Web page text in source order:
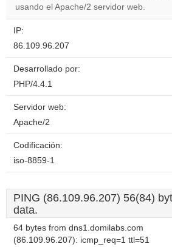
usando el Apache/2 servidor web.
IP:
86.109.96.207
Desarrollado por:
PHP/4.4.1
Servidor web:
Apache/2
Codificación:
iso-8859-1
PING (86.109.96.207) 56(84)
data.
64 bytes from dns1.domilabs.com
(86.109.96.207): icmp_req=1 ttl=51